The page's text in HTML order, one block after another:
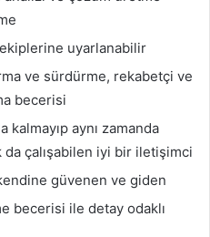
uyarlanabilir
ve sürdürme, rekabetçi ve
becerisi
aynı zamanda
da çalışabilen iyi bir iletişimci
güvenen ve giden
becerisi ile detay odaklı